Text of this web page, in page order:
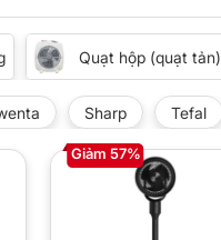
Quạt hộp (quạt tản)
Sharp Tefal
Giảm 57%